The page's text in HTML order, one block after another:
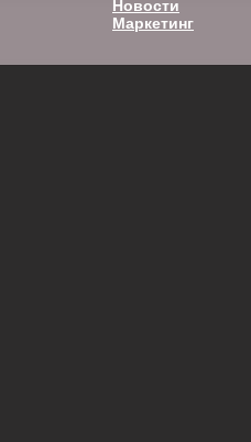
Новости
Маркетинг